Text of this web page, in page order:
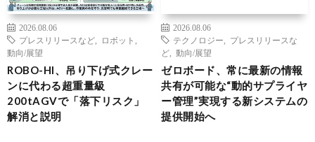
2026.08.06
プレスリリースなど
ロボット
動向/展望
ROBO-HI、吊り下げ式クレー
ンに代わる超重量級
200tAGVで「落下リスク」
解消と説明
2026.08.06
テクノロジー
プレスリリースな
ど
動向/展望
ゼロボード、常に最新の情報
共有が可能な“動的サプライヤ
ー管理”実現する新システムの
提供開始へ